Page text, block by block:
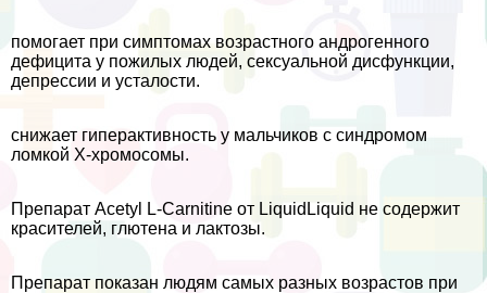
помогает при симптомах возрастного андрогенного
дефицита у пожилых людей, ceкcуальной дисфункции,
депрессии и усталости.
снижает гипеpaктивность у мальчиков с синдромом
ломкой Х-хромосомы.
Препарат Acetyl L-Carnitine от LiquidLiquid не содержит
красителей, глютена и лактозы.
Препарат показан людям самых разных возрастов при